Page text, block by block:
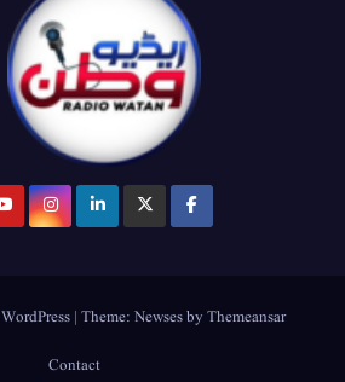
|Theme:NewsesbyThemeansar
Contact